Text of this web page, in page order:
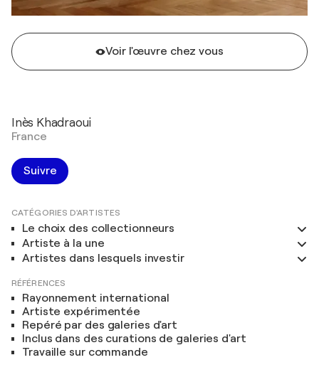
Voir l'œuvre chez vous
Inès Khadraoui
France
Suivre
CATÉGORIES D'ARTISTES
Le choix des collectionneurs
Artiste à la une
Artistes dans lesquels investir
RÉFÉRENCES
Rayonnement international
Artiste expérimentée
Repéré par des galeries d'art
Inclus dans des curations de galeries d'art
Travaille sur commande